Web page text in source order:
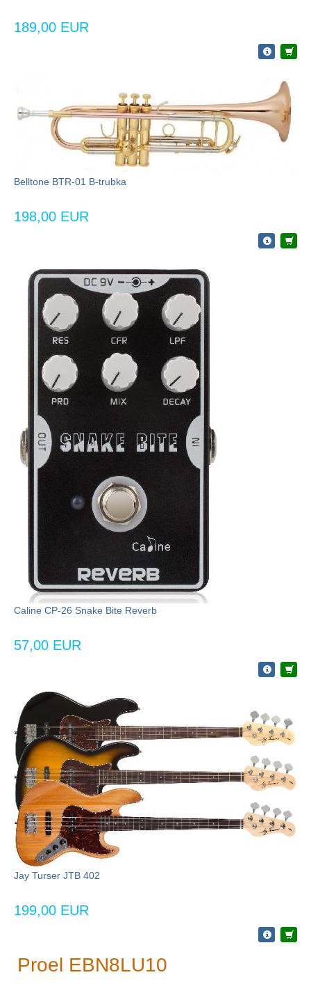
189,00 EUR
Belltone BTR-01 B-trubka
198,00 EUR
Caline CP-26 Snake Bite Reverb
57,00 EUR
Jay Turser JTB 402
199,00 EUR
Proel EBN8LU10